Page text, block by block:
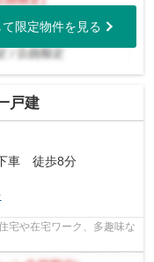
限定物件を見る
戸建
車 徒歩8分
宅や在宅ワーク、多趣味な